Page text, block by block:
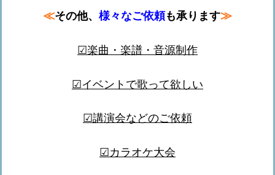
≪その他、 様々なご依頼も承ります≫
☑楽曲・楽譜・音源制作
☑イベントで歌って欲しい
☑講演会などのご依頼
☑カラオケ大会